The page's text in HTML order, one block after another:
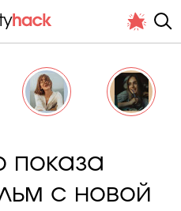
показа
с новой